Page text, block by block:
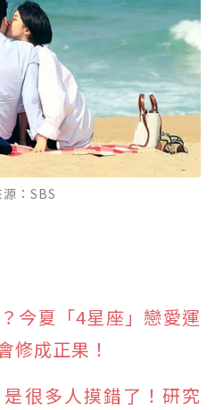
：SBS
今夏「4星座」戀愛運
修成正果！
很多人摸錯了！研究